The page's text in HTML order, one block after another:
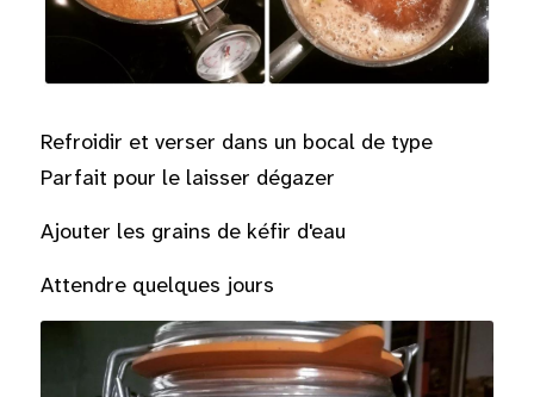
Refroidir et verser dans un bocal de type
Parfait pour le laisser dégazer
Ajouter les grains de kéfir d'eau
Attendre quelques jours